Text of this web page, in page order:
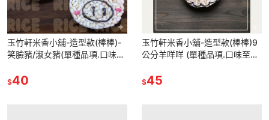
玉竹軒米香小舖-造型款(棒棒)-
笑臉豬/淑女豬(單種品項.口味至
$40
玉竹軒米香小舖-造型款(棒棒)9
公分羊咩咩 (單種品項.口味至少
$45